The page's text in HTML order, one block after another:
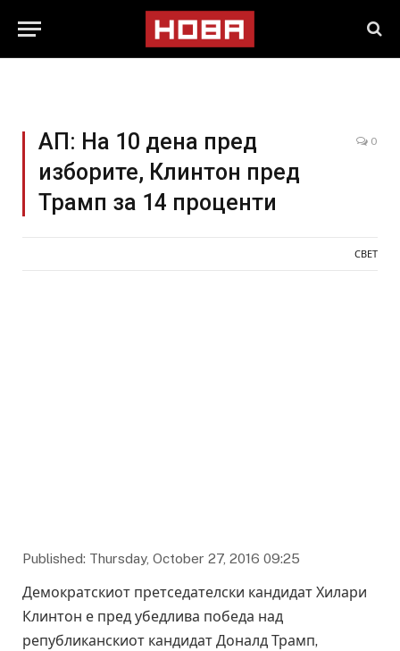
АП: На 10 дена пред
изборите, Клинтон пред
Трамп за 14 проценти
0
СВЕТ
Published: Thursday, October 27, 2016 09:25
Демократскиот претседателски кандидат Хилари
Клинтон е пред убедлива победа над
републиканскиот кандидат Доналд Трамп,